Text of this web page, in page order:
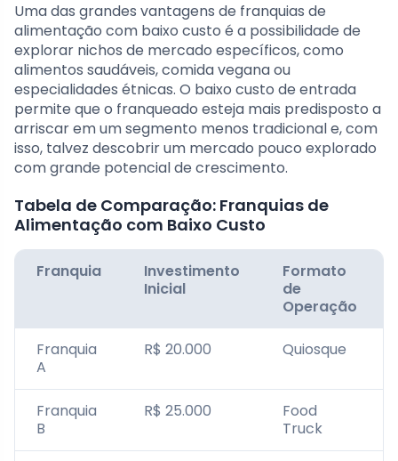
Uma das grandes vantagens de franquias de
alimentação com baixo custo é a possibilidade de
explorar nichos de mercado específicos, como
alimentos saudáveis, comida vegana ou
especialidades étnicas. O baixo custo de entrada
permite que o franqueado esteja mais predisposto a
arriscar em um segmento menos tradicional e, com
isso, talvez descobrir um mercado pouco explorado
com grande potencial de crescimento.
Tabela de Comparação: Franquias de
Alimentação com Baixo Custo
Franquia
Investimento
Inicial
Formato
de
Operação
Franquia
A
R$ 20.000 Quiosque
Franquia
B
R$ 25.000
Food
Truck